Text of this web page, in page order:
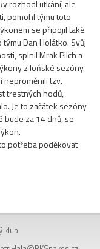
rozhodl utkání, ale
pomohl týmu toto
se připojil také
Dan Holátko. Svůj
splnil Mrak Pilch a
z loňské sezóny.
neproměnili tzv.
trestných hodů,
Je to začátek sezóny
bude za 14 dnů, se
potřeba poděkovat
klub